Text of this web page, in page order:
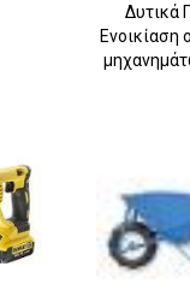
Δυτικά
Ενοικίαση